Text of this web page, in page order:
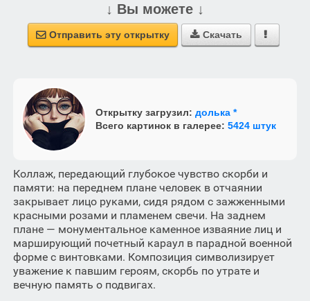
↓ Вы можете ↓
 Отправить эту открытку  Скачать 
Открытку загрузил: долька *
Всего картинок в галерее: 5424 штук
Коллаж, передающий глубокое чувство скорби и
памяти: на переднем плане человек в отчаянии
закрывает лицо руками, сидя рядом с зажженными
красными розами и пламенем свечи. На заднем
плане — монументальное каменное изваяние лиц и
марширующий почетный караул в парадной военной
форме с винтовками. Композиция символизирует
уважение к павшим героям, скорбь по утрате и
вечную память о подвигах.